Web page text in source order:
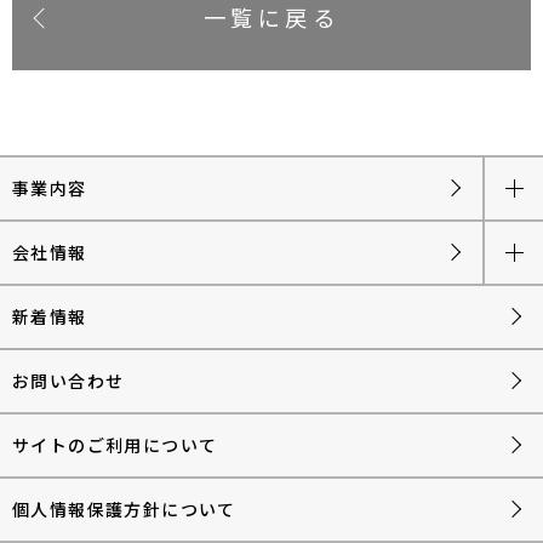
一覧に戻る
事業内容
会社情報
新着情報
お問い合わせ
サイトのご利用について
個人情報保護方針について